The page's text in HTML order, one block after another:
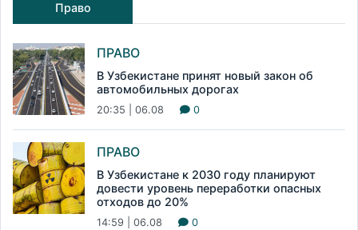
Право
ПРАВО
В Узбекистане принят новый закон об
автомобильных дорогах
20:35 | 06.08 0
ПРАВО
В Узбекистане к 2030 году планируют
довести уровень переработки опасных
отходов до 20%
14:59 | 06.08 0